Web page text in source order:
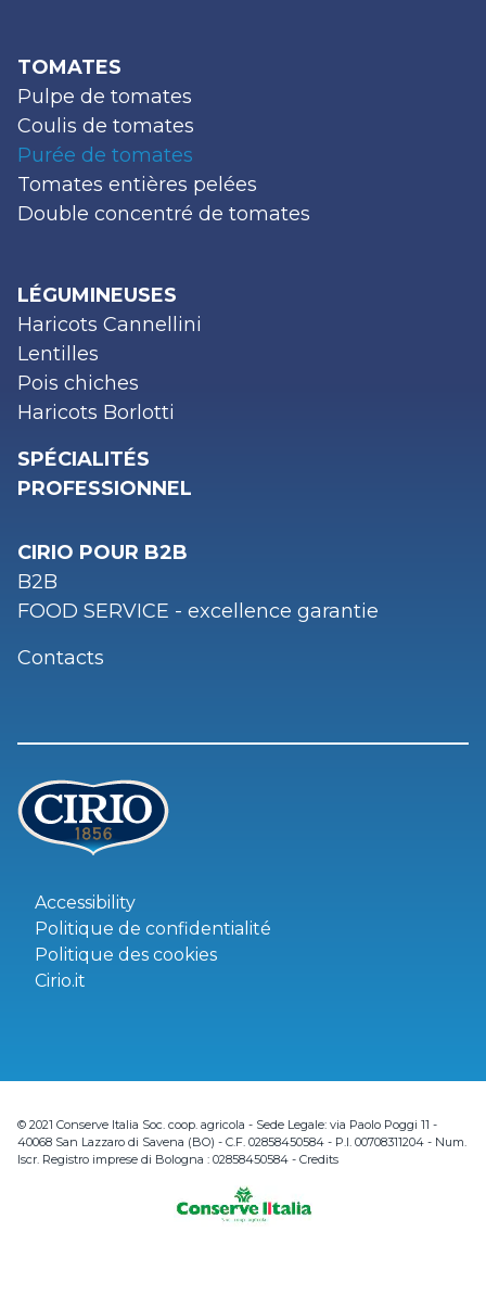
TOMATES
Pulpe de tomates
Coulis de tomates
Purée de tomates
Tomates entières pelées
Double concentré de tomates
LÉGUMINEUSES
Haricots Cannellini
Lentilles
Pois chiches
Haricots Borlotti
SPÉCIALITÉS
PROFESSIONNEL
CIRIO POUR B2B
B2B
FOOD SERVICE - excellence garantie
Contacts
Accessibility
Politique de confidentialité
Politique des cookies
Cirio.it
© 2021 Conserve Italia Soc. coop. agricola - Sede Legale: via Paolo Poggi 11 -
40068 San Lazzaro di Savena (BO) - C.F. 02858450584 - P.I. 00708311204 - Num.
Iscr. Registro imprese di Bologna : 02858450584 - Credits